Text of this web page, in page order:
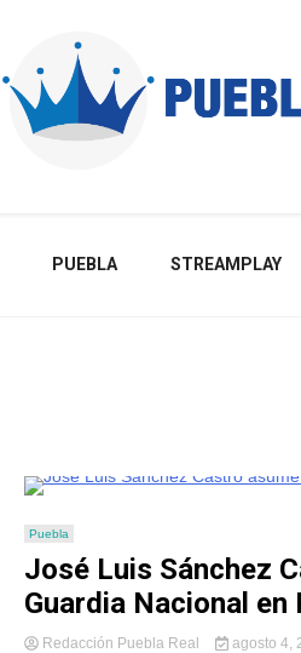
PUEBLA STREAMPLAY
Puebla
José Luis Sánchez
Guardia Nacional en
Redacción Puebla Real agosto 4,